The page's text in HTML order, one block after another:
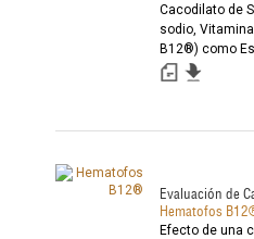
Cacodilato de
sodio,
B12®) como
Caballos de
Evaluación de
Hematofos
Efecto de una